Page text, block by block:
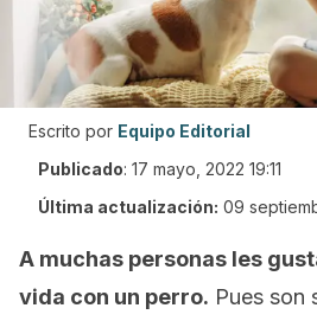
Escrito por Equipo Editorial
Publicado: 17 mayo, 2022 19:11
Última actualización: 09
A muchas personas les
vida con un perro. Pues son